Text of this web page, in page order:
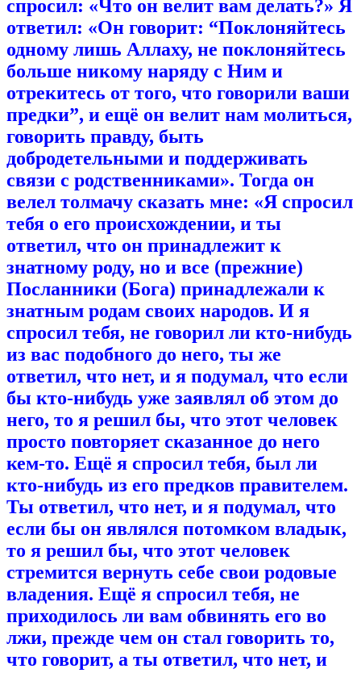
спросил: «Что он велит вам делать?» Я
ответил: «Он говорит: “Поклоняйтесь
одному лишь Аллаху, не поклоняйтесь
больше никому наряду с Ним и
отрекитесь от того, что говорили ваши
предки”, и ещё он велит нам молиться,
говорить правду, быть
добродетельными и поддерживать
связи с родственниками». Тогда он
велел толмачу сказать мне: «Я спросил
тебя о его происхождении, и ты
ответил, что он принадлежит к
знатному роду, но и все (прежние)
Посланники (Бога) принадлежали к
знатным родам своих народов. И я
спросил тебя, не говорил ли кто-нибудь
из вас подобного до него, ты же
ответил, что нет, и я подумал, что если
бы кто-нибудь уже заявлял об этом до
него, то я решил бы, что этот человек
просто повторяет сказанное до него
кем-то. Ещё я спросил тебя, был ли
кто-нибудь из его предков правителем.
Ты ответил, что нет, и я подумал, что
если бы он являлся потомком владык,
то я решил бы, что этот человек
стремится вернуть себе свои родовые
владения. Ещё я спросил тебя, не
приходилось ли вам обвинять его во
лжи, прежде чем он стал говорить то,
что говорит, а ты ответил, что нет, и